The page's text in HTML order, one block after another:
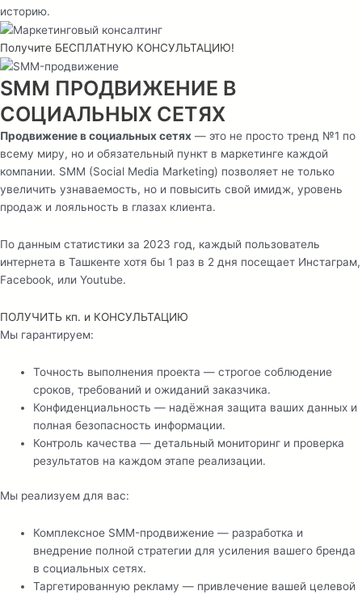
Получите БЕСПЛАТНУЮ КОНСУЛЬТАЦИЮ!
SMM ПРОДВИЖЕНИЕ В
СОЦИАЛЬНЫХ СЕТЯХ
Продвижение в социальных сетях — это не просто тренд №1 по
всему миру, но и обязательный пункт в маркетинге каждой
компании. SMM (Social Media Marketing) позволяет не только
увеличить узнаваемость, но и повысить свой имидж, уровень
продаж и лояльность в глазах клиента.
По данным статистики за 2023 год, каждый пользователь
интернета в Ташкенте хотя бы 1 раз в 2 дня посещает Инстаграм,
Facebook, или Youtube.
ПОЛУЧИТЬ кп. и КОНСУЛЬТАЦИЮ
Мы гарантируем:
Точность выполнения проекта — строгое соблюдение
сроков, требований и ожиданий заказчика.
Конфиденциальность — надёжная защита ваших данных и
полная безопасность информации.
Контроль качества — детальный мониторинг и проверка
результатов на каждом этапе реализации.
Мы реализуем для вас:
Комплексное SMM-продвижение — разработка и
внедрение полной стратегии для усиления вашего бренда
в социальных сетях.
Таргетированную рекламу — привлечение вашей целевой